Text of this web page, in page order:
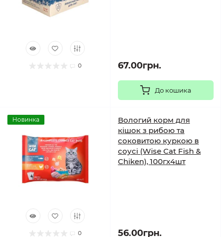
0 67.00грн.
До кошика
Новинка
0
Вологий корм для
кішок з рибою та
соковитою куркою в
соусі (Wise Cat Fish &
Chiken), 100гх4шт
56.00грн.